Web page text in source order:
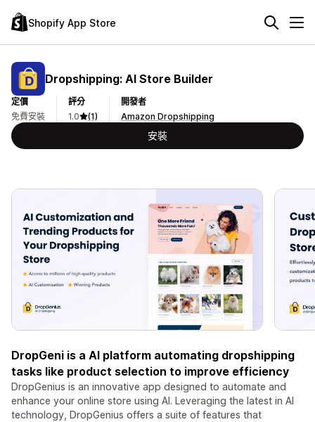
Shopify App Store
Dropshipping: AI Store Builder
定價
免費安裝
評分
1.0
(1)
開發者
Amazon Dropshipping
安裝
DropGeni is a AI platform automating dropshipping
tasks like product selection to improve efficiency
DropGenius is an innovative app designed to automate and
enhance your online store using AI. Leveraging the latest in AI
technology, DropGenius offers a suite of features that